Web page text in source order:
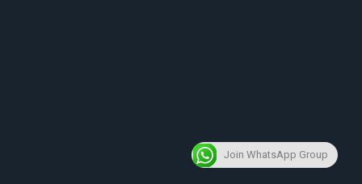
Join WhatsApp Group